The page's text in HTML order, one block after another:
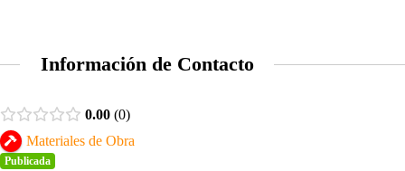
Información de Contacto
0.00 0
Materiales de Obra
Publicada